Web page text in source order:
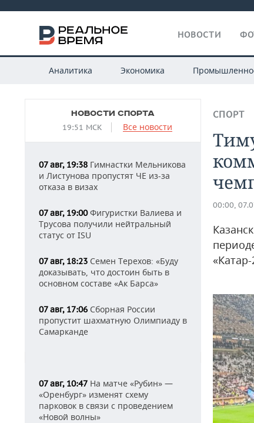
НОВОСТИ
Аналитика Экономика
НОВОСТИ СПОРТА
19:51 МСК Все новости
07 авг, 19:38 Гимнастки Мельникова
и Листунова пропустят ЧЕ из-за
отказа в визах
07 авг, 19:00Фигуристки Валиева и
Трусова получили нейтральный
статус от ISU
07 авг, 18:23 Семен Терехов: «Буду
доказывать, что достоин быть в
основном составе «Ак Барса»
07 авг, 17:06 Сборная России
пропустит шахматную Олимпиаду в
Самарканде
07 авг, 10:47 На матче «Рубин» —
«Оренбург» изменят схему
парковок в связи с проведением
«Новой волны»
СПОРТ
00:00,